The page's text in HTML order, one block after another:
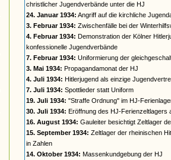
christlicher Jugendverbände unter die HJ
24. Januar 1934: Angriff auf die kirchliche
3. Februar 1934: Zwischenfälle bei der
4. Februar 1934: Demonstration der Kölner
konfessionelle Jugendverbände
7. Februar 1934: Uniformierung der
3. Mai 1934: Propagandamonat der HJ
4. Juli 1934: Hitlerjugend als einzige
7. Juli 1934: Spottlieder statt Uniform
19. Juli 1934: "Straffe Ordnung" im HJ-
30. Juli 1934: Eröffnung des HJ-Ferienzeltlagers
16. August 1934: Gauleiter besichtigt Zeltlager
15. September 1934: Zeltlager der rheinischen
in Zahlen
14. Oktober 1934: Massenkundgebung der HJ